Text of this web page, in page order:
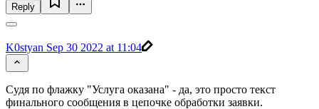
Reply
K0styan Sep 30 2022 at 11:04
Судя по флажку "Услуга оказана" - да, это просто текст
финального сообщения в цепочке обработки заявки.